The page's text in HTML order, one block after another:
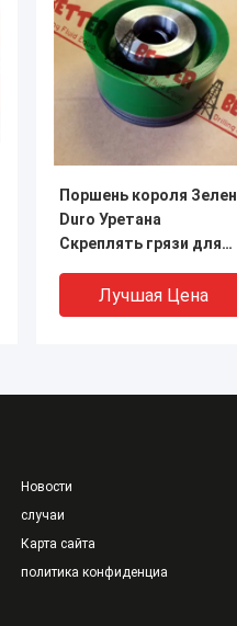
Поршень короля Зелен
Duro Уретана
Скреплять грязи для
сверля Triplex насос
грязи
Лучшая Цена
Новости
случаи
Карта сайта
политика конфиденциальности